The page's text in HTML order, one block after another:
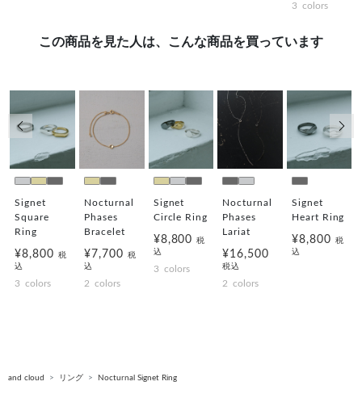
3 colors
この商品を見た人は、こんな商品を買っています
Signet
Square
Ring
¥8,800税
込
3 colors
Nocturnal
Phases
Bracelet
¥7,700 税
込
2 colors
Signet
Circle Ring
¥8,800税
込
3 colors
Nocturnal
Phases
Lariat
¥16,500
税込
2 colors
Signet
Heart Ring
¥8,800 税
込
and cloud リング Nocturnal Signet Ring